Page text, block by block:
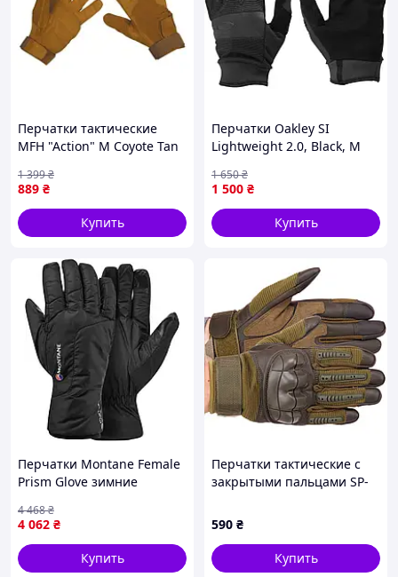
Перчатки тактические
MFH "Action" M Coyote Tan
889 ₴
1 399₴
Купить
Перчатки Oakley SI
Lightweight 2.0, Black, M
1 500 ₴
1 650₴
Купить
Перчатки Montane Female
Prism Glove зимние
водоотталкивающие
сенсорные S Black {3490-
piho}
4 062 ₴
4 468₴
Купить
Перчатки тактические с
закрытыми пальцами SP-
цвета в ассортименте
590 ₴
Купить